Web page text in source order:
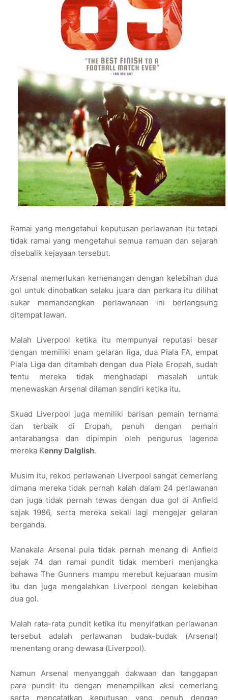
Ramai yang mengetahui keputusan perlawanan itu tetapi
tidak ramai yang mengetahui semua ramuan dan sejarah
disebalik kejayaan tersebut.
Arsenal memerlukan kemenangan dengan kelebihan dua
gol untuk dinobatkan selaku juara dan perkara itu dilihat
sukar memandangkan perlawanaan ini berlangsung
ditempat lawan.
Malah Liverpool ketika itu mempunyai reputasi besar
dengan memiliki enam gelaran liga, dua Piala FA, empat
Piala Liga dan ditambah dengan dua Piala Eropah, sudah
tentu mereka tidak menghadapi masalah untuk
menewaskan Arsenal dilaman sendiri ketika itu.
Skuad Liverpool juga memiliki barisan pemain ternama
dan terbaik di Eropah, penuh dengan pemain
antarabangsa dan dipimpin oleh pengurus lagenda
mereka Kenny Dalglish.
Musim itu, rekod perlawanan Liverpool sangat cemerlang
dimana mereka tidak pernah kalah dalam 24 perlawanan
dan juga tidak pernah tewas dengan dua gol di Anfield
sejak 1986, serta mereka sekali lagi mengejar gelaran
berganda.
Manakala Arsenal pula tidak pernah menang di Anfield
sejak 74 dan ramai pundit tidak memberi menjangka
bahawa The Gunners mampu merebut kejuaraan musim
itu dan juga mengalahkan Liverpool dengan kelebihan
dua gol.
Malah rata-rata pundit ketika itu menyifatkan perlawanan
tersebut adalah perlawanan budak-budak (Arsenal)
menentang orang dewasa (Liverpool).
Namun Arsenal menyanggah dakwaan dan tanggapan
para pundit itu dengan menampilkan aksi cemerlang
serta mencatatkan keputusan yang penuh dengan